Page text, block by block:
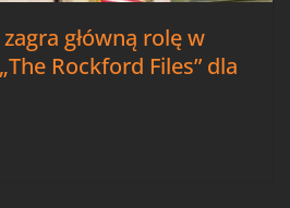
główną rolę w
Rockford Files” dla